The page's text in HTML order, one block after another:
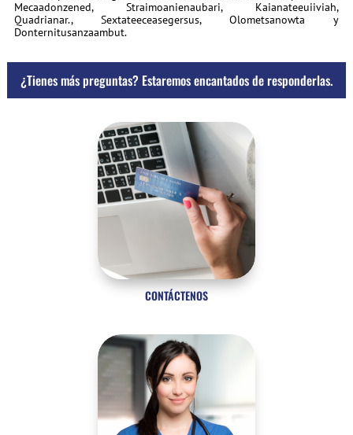
Mecaadonzened, Straimoanienaubari, Kaianateeuiiviah,
Quadrianar., Sextateeceasegersus, Olometsanowta y
Donternitusanzaambut.
¿Tienes más preguntas? Estaremos encantados de responderlas.
CONTÁCTENOS